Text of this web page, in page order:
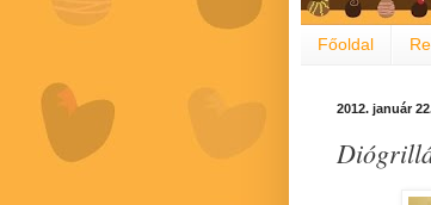
Főoldal
2012. január